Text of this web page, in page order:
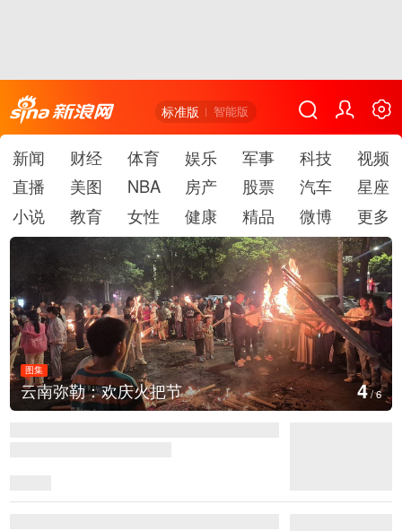
标准版 智能版
新闻 财经 体育 娱乐 军事 科技
视频
直播
美图 NBA 房产 股票 汽车
星座
小说
教育 女性 健康 精品 微博 更多
图集
江西铅山：千灯点亮葛仙村 5/6